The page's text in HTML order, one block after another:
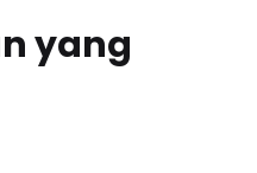
yang